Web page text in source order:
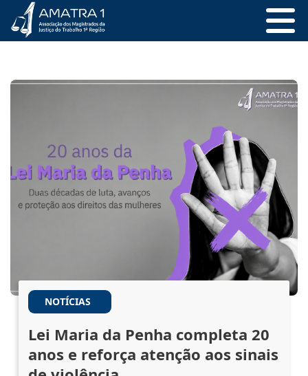
NOTÍCIAS
Lei Maria da Penha completa 20
anos e reforça atenção aos sinais